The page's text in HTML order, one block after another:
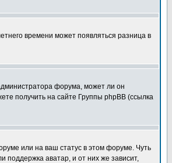
времени может появляться разница в
форума, может ли он
получить на сайте Группы phpBB (ссылка
или на ваш статус в этом форуме. Чуть
поддержка аватар, и от них же зависит,